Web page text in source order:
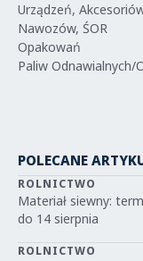
Urządzeń,
Nawozów, ŚOR
Opakowań
Paliw Odnawialnych/
POLECANE
ROLNICTWO
Materiał siewny:
do 14 sierpnia
ROLNICTWO